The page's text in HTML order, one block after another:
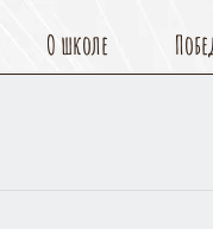
О школе